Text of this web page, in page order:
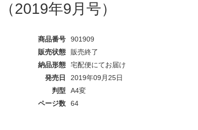
2019年9月号）
商品番号
901909
販売状態
販売終了
納品形態
宅配便にてお届け
発売日
2019年09月25日
判型
A4変
ページ数
64